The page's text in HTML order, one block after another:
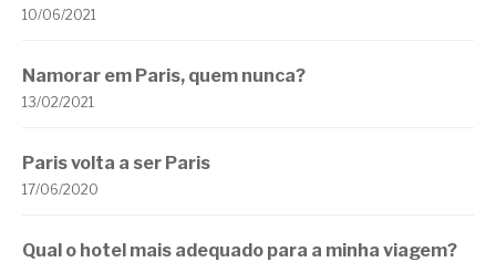
10/06/2021
Namorar em Paris, quem nunca?
13/02/2021
Paris volta a ser Paris
17/06/2020
Qual o hotel mais adequado para a minha viagem?